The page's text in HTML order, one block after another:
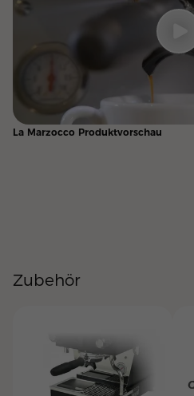
La Marzocco Produktvorschau
Zubehör